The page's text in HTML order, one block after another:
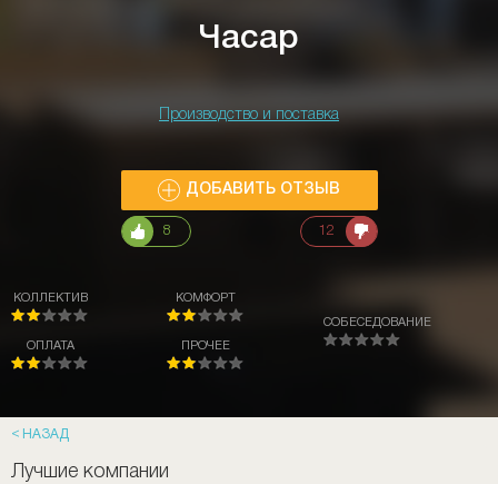
Часар
Производство и поставка
ДОБАВИТЬ ОТЗЫВ
8 12
КОЛЛЕКТИВ
ОПЛАТА
КОМФОРТ
ПРОЧЕЕ
СОБЕСЕДОВАНИЕ
НАЗАД
Лучшие компании